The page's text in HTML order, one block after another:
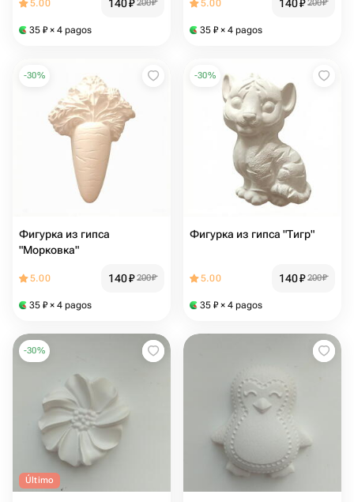
5.00 140₽ 200₽
35 ₽ × 4 pagos
5.00 140₽ 200₽
35 ₽ × 4 pagos
-30%
Фигурка из гипса
"Морковка"
5.00 140₽ 200₽
35 ₽ × 4 pagos
-30%
Фигурка из гипса "Тигр"
5.00 140₽ 200₽
35 ₽ × 4 pagos
-30%
Último